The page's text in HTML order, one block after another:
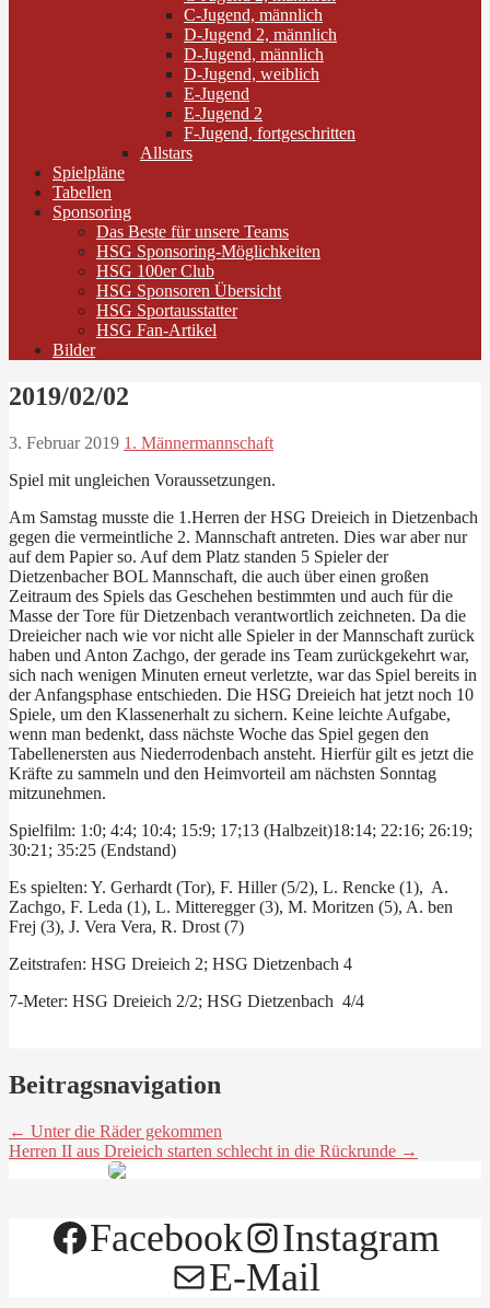
C-Jugend, männlich
D-Jugend 2, männlich
D-Jugend, männlich
D-Jugend, weiblich
E-Jugend
E-Jugend 2
F-Jugend, fortgeschritten
Allstars
Spielpläne
Tabellen
Sponsoring
Das Beste für unsere Teams
HSG Sponsoring-Möglichkeiten
HSG 100er Club
HSG Sponsoren Übersicht
HSG Sportausstatter
HSG Fan-Artikel
Bilder
2019/02/02
3. Februar 2019 1. Männermannschaft
Spiel mit ungleichen Voraussetzungen.
Am Samstag musste die 1.Herren der HSG Dreieich in Dietzenbach
gegen die vermeintliche 2. Mannschaft antreten. Dies war aber nur
auf dem Papier so. Auf dem Platz standen 5 Spieler der
Dietzenbacher BOL Mannschaft, die auch über einen großen
Zeitraum des Spiels das Geschehen bestimmten und auch für die
Masse der Tore für Dietzenbach verantwortlich zeichneten. Da die
Dreieicher nach wie vor nicht alle Spieler in der Mannschaft zurück
haben und Anton Zachgo, der gerade ins Team zurückgekehrt war,
sich nach wenigen Minuten erneut verletzte, war das Spiel bereits in
der Anfangsphase entschieden. Die HSG Dreieich hat jetzt noch 10
Spiele, um den Klassenerhalt zu sichern. Keine leichte Aufgabe,
wenn man bedenkt, dass nächste Woche das Spiel gegen den
Tabellenersten aus Niederrodenbach ansteht. Hierfür gilt es jetzt die
Kräfte zu sammeln und den Heimvorteil am nächsten Sonntag
mitzunehmen.
Spielfilm: 1:0; 4:4; 10:4; 15:9; 17;13 (Halbzeit)18:14; 22:16; 26:19;
30:21; 35:25 (Endstand)
Es spielten: Y. Gerhardt (Tor), F. Hiller (5/2), L. Rencke (1), A.
Zachgo, F. Leda (1), L. Mitteregger (3), M. Moritzen (5), A. ben
Frej (3), J. Vera Vera, R. Drost (7)
Zeitstrafen: HSG Dreieich 2; HSG Dietzenbach 4
7-Meter: HSG Dreieich 2/2; HSG Dietzenbach 4/4
Beitragsnavigation
← Unter die Räder gekommen
Herren II aus Dreieich starten schlecht in die Rückrunde →
Facebook
Instagram
E-Mail